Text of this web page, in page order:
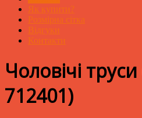
Як купити?
Розмірна сітка
Відгуки
Контакти
Чоловічі труси
712401)